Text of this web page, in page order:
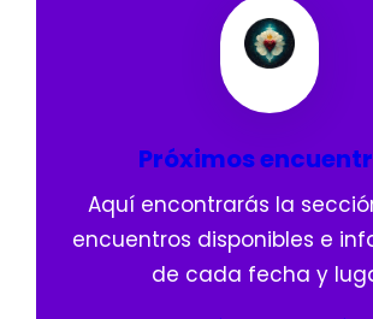
Próximos
Aquí encontrarás la
encuentros disponibles e
de cada fecha y